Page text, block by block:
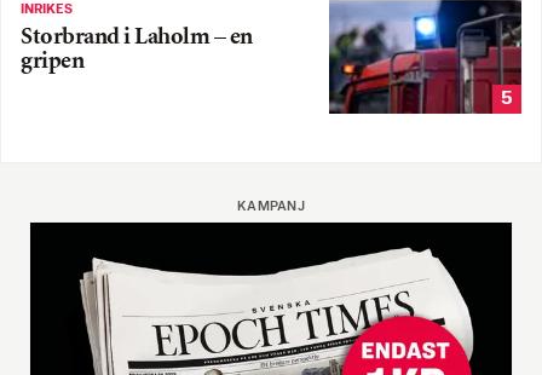
INRIKES
Storbrand i Laholm – en
gripen
5
KAMPANJ